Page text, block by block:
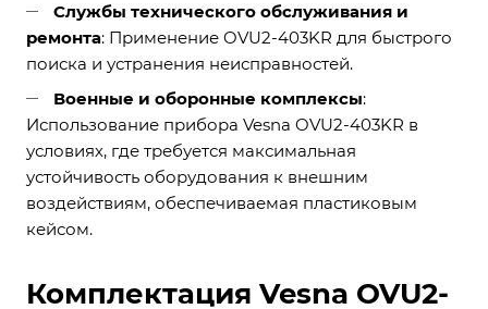
Службы технического обслуживания и
ремонта: Применение OVU2-403KR для быстрого
поиска и устранения неисправностей.
Военные и оборонные комплексы:
Использование прибора Vesna OVU2-403KR в
условиях, где требуется максимальная
устойчивость оборудования к внешним
воздействиям, обеспечиваемая пластиковым
кейсом.
Комплектация Vesna OVU2-